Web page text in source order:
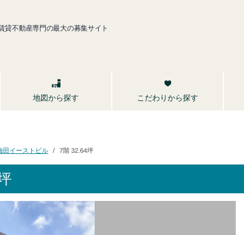
貸不動産専門の最大の募集サイト
地図から探す こだわりから探す
田イーストビル 7階 32.64坪